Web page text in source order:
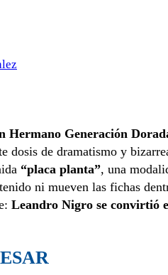
Hermano Generación
dosis de dramatismo y
“placa planta”, una
ni mueven las fichas
Leandro Nigro se convirtió